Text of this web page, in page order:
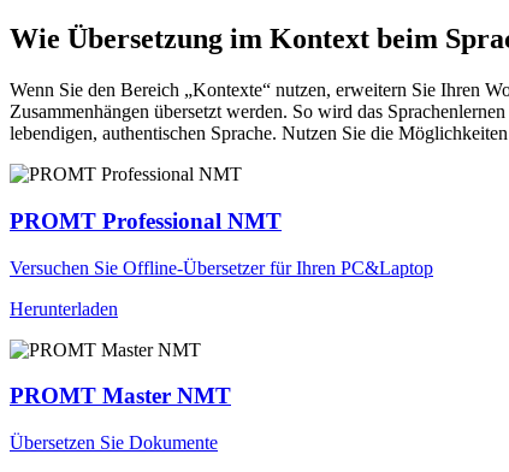
Wie Übersetzung im Kontext beim
Wenn Sie den Bereich „Kontexte“ nutzen, erweitern Sie Ihren
Zusammenhängen übersetzt werden. So wird das
lebendigen, authentischen Sprache. Nutzen Sie die
PROMT Professional NMT
Versuchen Sie Offline-Übersetzer für Ihren PC&Laptop
Herunterladen
PROMT Master NMT
Übersetzen Sie Dokumente